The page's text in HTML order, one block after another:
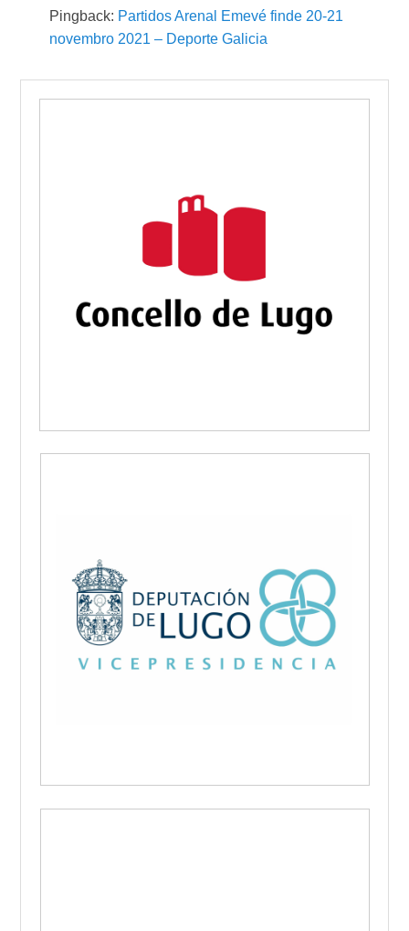
Pingback: Partidos Arenal Emevé finde 20-21
novembro 2021 – Deporte Galicia